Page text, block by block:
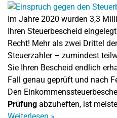
Im Jahre 2020 wurden 3,3
Ihren Steuerbescheid
Recht! Mehr als zwei Drittel
Steuerzahler – zumindest
Sie Ihren Bescheid endlich
Fall genau geprüft und nach
Den
Prüfung abzuheften, ist